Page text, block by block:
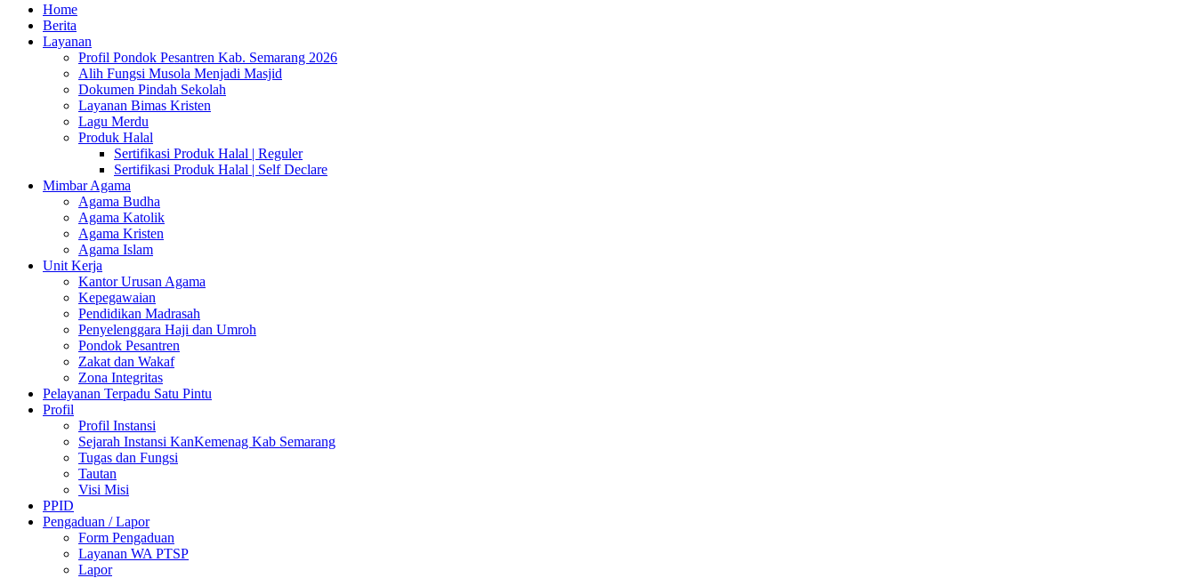
Home
Berita
Layanan
Profil Pondok Pesantren Kab. Semarang 2026
Alih Fungsi Musola Menjadi Masjid
Dokumen Pindah Sekolah
Layanan Bimas Kristen
Lagu Merdu
Produk Halal
Sertifikasi Produk Halal | Reguler
Sertifikasi Produk Halal | Self Declare
Mimbar Agama
Agama Budha
Agama Katolik
Agama Kristen
Agama Islam
Unit Kerja
Kantor Urusan Agama
Kepegawaian
Pendidikan Madrasah
Penyelenggara Haji dan Umroh
Pondok Pesantren
Zakat dan Wakaf
Zona Integritas
Pelayanan Terpadu Satu Pintu
Profil
Profil Instansi
Sejarah Instansi KanKemenag Kab Semarang
Tugas dan Fungsi
Tautan
Visi Misi
PPID
Pengaduan / Lapor
Form Pengaduan
Layanan WA PTSP
Lapor